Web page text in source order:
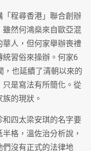
程尋香港」聯合創辦
然何鴻燊來自歐亞混
人，但何家舉辦喪禮
習俗來操辦。何家6
，也延續了清朝以來的
是寫法有所簡化。從
的現狀。
四太梁安琪的名字要
格，溫佐治分析說，
們沒有正式的法律地